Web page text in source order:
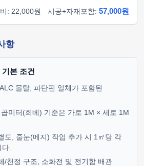
: 22,000원 시공+자재포함: 57,000원
항
본 조건
몰탈, 파단핀 일체가 포함된
미터(회베) 기준은 가로 1M × 세로 1M
도, 줄눈(메지) 작업 추가 시 1㎡당 각
다.
/천정 구조, 소화전 및 전기함 배관